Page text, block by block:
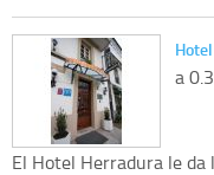
a
El Hotel Herradura le da